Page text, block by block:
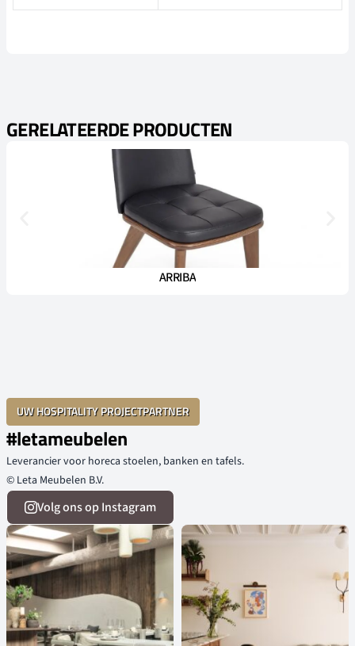
GERELATEERDE PRODUCTEN
ARRIBA
UW HOSPITALITY PROJECTPARTNER
#letameubelen
Leverancier voor horeca stoelen, banken en tafels.
© Leta Meubelen B.V.
Volg ons op Instagram